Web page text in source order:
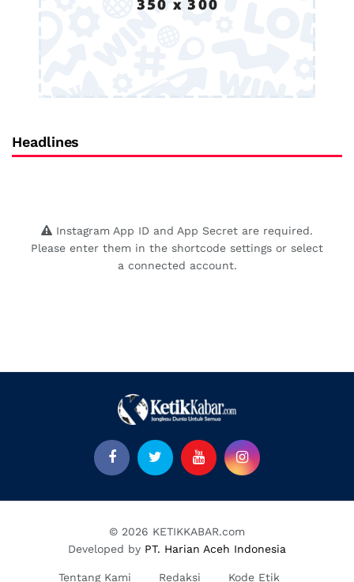
Headlines
Instagram App ID and App Secret are required.
Please enter them in the shortcode settings or select
a connected account.
© 2026 KETIKKABAR.com
Developed by PT. Harian Aceh Indonesia
Tentang Kami Redaksi Kode Etik